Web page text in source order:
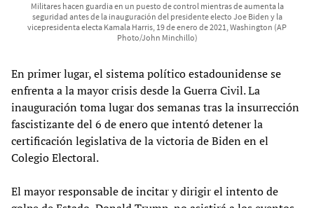
Militares hacen guardia en un puesto de control mientras de aumenta la
seguridad antes de la inauguración del presidente electo Joe Biden y la
vicepresidenta electa Kamala Harris, 19 de enero de 2021, Washington (AP
Photo/John Minchillo)
En primer lugar, el sistema político estadounidense se
enfrenta a la mayor crisis desde la Guerra Civil. La
inauguración toma lugar dos semanas tras la insurrección
fascistizante del 6 de enero que intentó detener la
certificación legislativa de la victoria de Biden en el
Colegio Electoral.
El mayor responsable de incitar y dirigir el intento de